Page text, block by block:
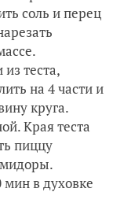
соль и перец
теста,
на 4 части и
круга.
Края теста
пиццу
в духовке